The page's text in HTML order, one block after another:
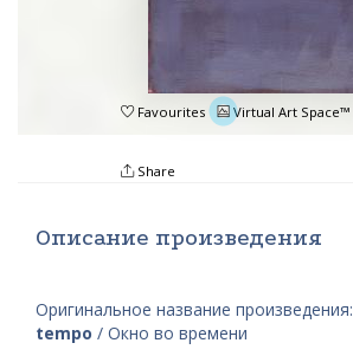
Favourites Virtual Art Space™
Share
Описание произведения
Оригинальное название произведения:
tempo / Окно во времени